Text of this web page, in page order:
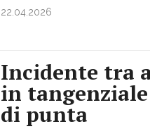
22.04.2026
Incidente tra
in
di punta